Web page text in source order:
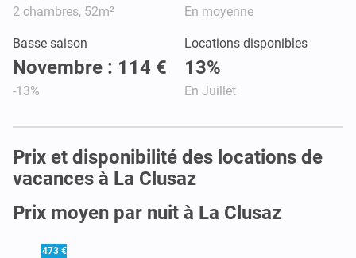
2 chambres, 52m² En moyenne
Basse saison
Novembre : 114 €
-13%
Locations disponibles
13%
En Juillet
Prix et disponibilité des locations de
vacances à La Clusaz
Prix moyen par nuit à La Clusaz
473 €